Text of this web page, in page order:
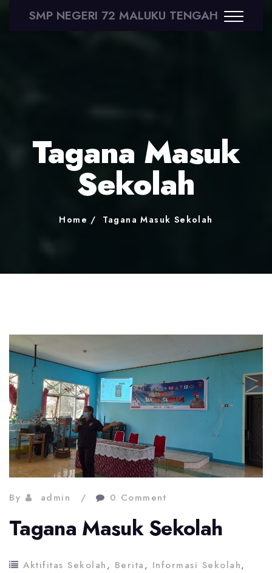
SMP NEGERI 72 MALUKU TENGAH
Tagana Masuk
Sekolah
Home Tagana Masuk Sekolah
By admin 0 Comment
Tagana Masuk Sekolah
Aktifitas Sekolah, Berita, Informasi Sekolah,